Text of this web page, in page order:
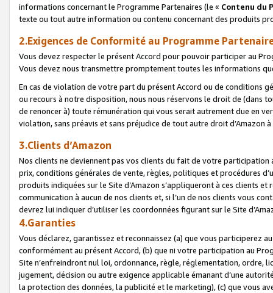
informations concernant le Programme Partenaires (le « Contenu du
texte ou tout autre information ou contenu concernant des produits
2.Exigences de Conformité au Programme
Vous devez respecter le présent Accord pour pouvoir participer au
Vous devez nous transmettre promptement toutes les informations
En cas de violation de votre part du présent Accord ou de conditions
ou recours à notre disposition, nous nous réservons le droit de (dans
de renoncer à) toute rémunération qui vous serait autrement due en
violation, sans préavis et sans préjudice de tout autre droit
3.Clients d’Amazon
Nos clients ne deviennent pas vos clients du fait de votre
prix, conditions générales de vente, règles, politiques et procédures
produits indiquées sur le Site d’Amazon s’appliqueront à ces clients
communication à aucun de nos clients et, si l’un de nos clients vous
devrez lui indiquer d’utiliser les coordonnées figurant sur le Site
4.Garanties
Vous déclarez, garantissez et reconnaissez (a) que vous participerez
conformément au présent Accord, (b) que ni votre participation au
Site n’enfreindront nul loi, ordonnance, règle, réglementation, ordre,
jugement, décision ou autre exigence applicable émanant d’une
la protection des données, la publicité et le marketing), (c) que vous